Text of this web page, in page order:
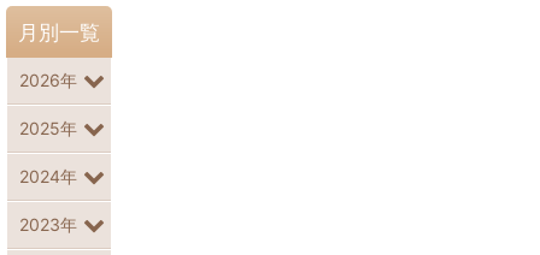
月別一覧
2026年
2025年
2024年
2023年